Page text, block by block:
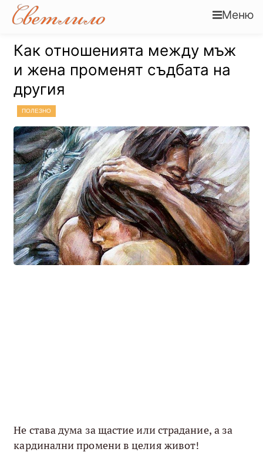
Меню
Как отношенията между мъж
и жена променят съдбата на
другия
ПОЛЕЗНО
Не става дума за щастие или страдание, а за
кардинални промени в целия живот!